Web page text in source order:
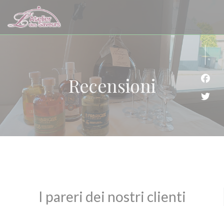
Personalizzazione delle tue scelte sui cookie
Recensioni
I pareri dei nostri clienti